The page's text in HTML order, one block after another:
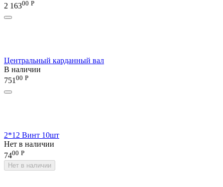
2 16300 Р
Центральный карданный вал
В наличии
75100 Р
2*12 Винт 10шт
Нет в наличии
7400 Р
Нет в наличии